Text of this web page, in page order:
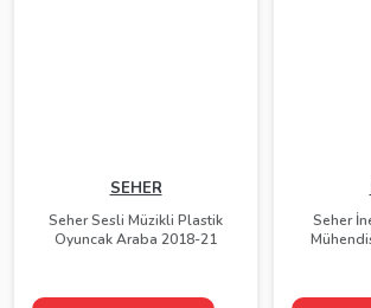
SEHER
Seher Sesli Müzikli Plastik
Oyuncak Araba 2018-21
Seher